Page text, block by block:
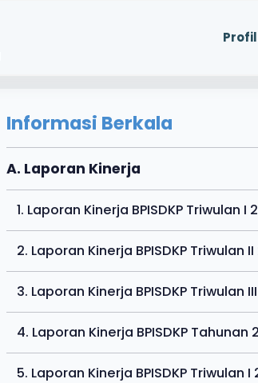
Profil
Informasi Berkala
A. Laporan Kinerja
1. Laporan Kinerja BPISDKP Triwulan I
2. Laporan Kinerja BPISDKP Triwulan
3. Laporan Kinerja BPISDKP Triwulan
4. Laporan Kinerja BPISDKP Tahunan
5. Laporan Kinerja BPISDKP Triwulan I